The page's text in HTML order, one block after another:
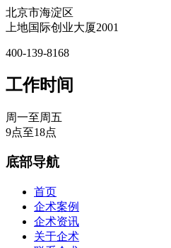
北京市海淀区
上地国际创业大厦2001
400-139-8168
工作时间
周一至周五
9点至18点
底部导航
首页
企术案例
企术资讯
关于企术